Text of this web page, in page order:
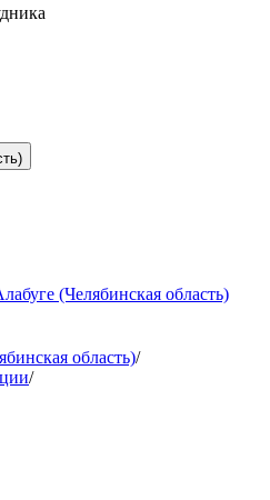
(Челябинская область)
область)/
/